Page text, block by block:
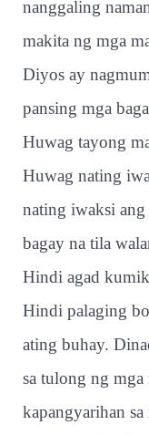
nanggaling
makita ng mga
Diyos ay
pansing mga
Huwag tayong
Huwag nating
nating iwaksi ang
bagay na tila
Hindi agad
Hindi palaging
ating buhay.
sa tulong ng
kapangyarihan